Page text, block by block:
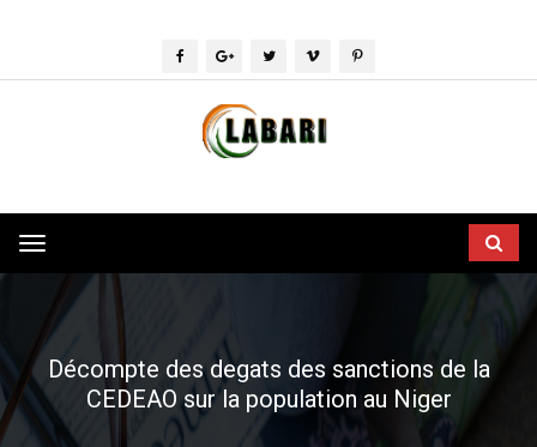
Toggle
navigation
Décompte des degats des sanctions de la
CEDEAO sur la population au Niger